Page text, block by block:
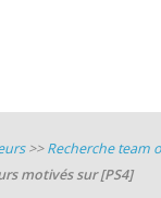
>>Recherche team
motivés sur [PS4]